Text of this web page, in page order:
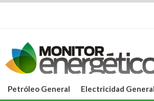
Petróleo General Electricidad General